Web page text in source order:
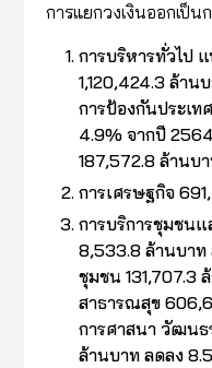
การแยกวงเงินออกเป็
การบริหารทั่วไป
1,120,424.3 ล้า
การป้องกันประเ
4.9% จากปี
187,572.8 ล้านบ
การเศรษฐกิจ
การบริการชุมชน
8,533.8 ล้านบาท
ชุมชน 131,707.3
สาธารณสุข
การศาสนา วัฒนธ
ล้านบาท ลดลง